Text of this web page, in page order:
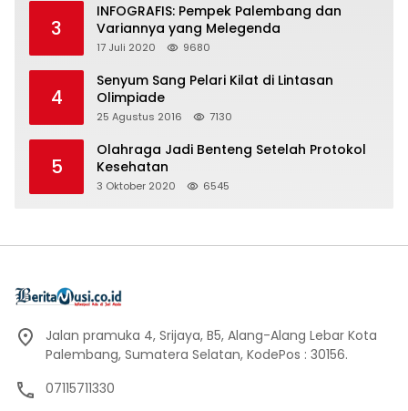
3
INFOGRAFIS: Pempek Palembang dan
Variannya yang Melegenda
17 Juli 2020 9680
4
Senyum Sang Pelari Kilat di Lintasan
Olimpiade
25 Agustus 2016 7130
5
Olahraga Jadi Benteng Setelah Protokol
Kesehatan
3 Oktober 2020 6545
Jalan pramuka 4, Srijaya, B5, Alang-Alang Lebar Kota
Palembang, Sumatera Selatan, KodePos : 30156.
07115711330